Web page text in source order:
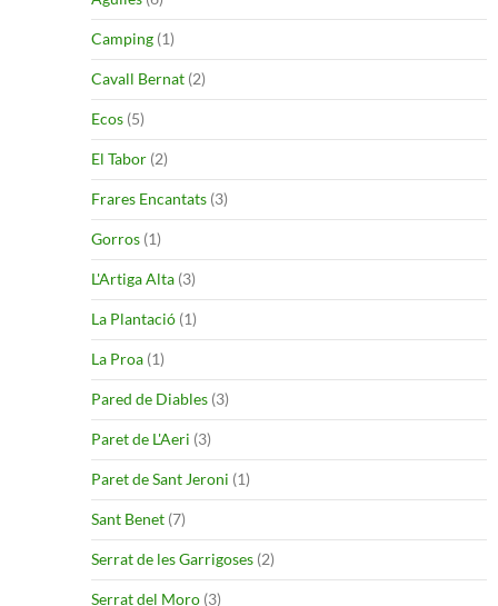
Camping (1)
Cavall Bernat (2)
Ecos (5)
El Tabor (2)
Frares Encantats (3)
Gorros (1)
L'Artiga Alta (3)
La Plantació (1)
La Proa (1)
Pared de Diables (3)
Paret de L'Aeri (3)
Paret de Sant Jeroni (1)
Sant Benet (7)
Serrat de les Garrigoses (2)
Serrat del Moro (3)